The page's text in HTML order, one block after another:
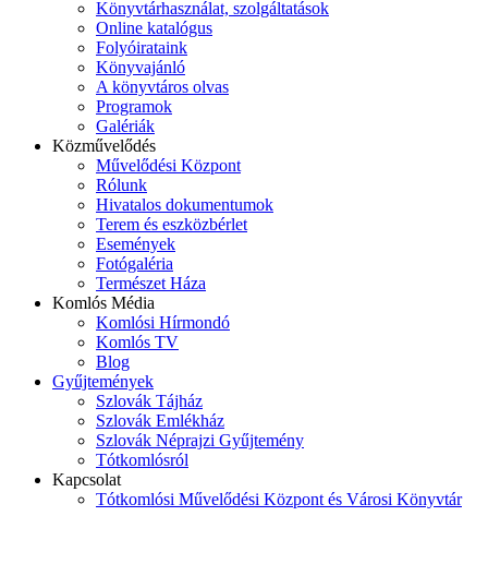
Könyvtárhasználat, szolgáltatások
Online katalógus
Folyóirataink
Könyvajánló
A könyvtáros olvas
Programok
Galériák
Közművelődés
Művelődési Központ
Rólunk
Hivatalos dokumentumok
Terem és eszközbérlet
Események
Fotógaléria
Természet Háza
Komlós Média
Komlósi Hírmondó
Komlós TV
Blog
Gyűjtemények
Szlovák Tájház
Szlovák Emlékház
Szlovák Néprajzi Gyűjtemény
Tótkomlósról
Kapcsolat
Tótkomlósi Művelődési Központ és Városi Könyvtár